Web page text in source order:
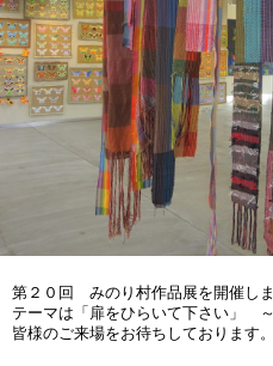
第２０回 みのり村作品展を開催し
テーマは「扉をひらいて下さい」
皆様のご来場をお待ちしております